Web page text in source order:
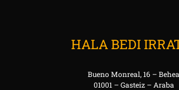
HALA BEDI
Bueno Monreal, 16 – Behea
01001 – Gasteiz – Araba